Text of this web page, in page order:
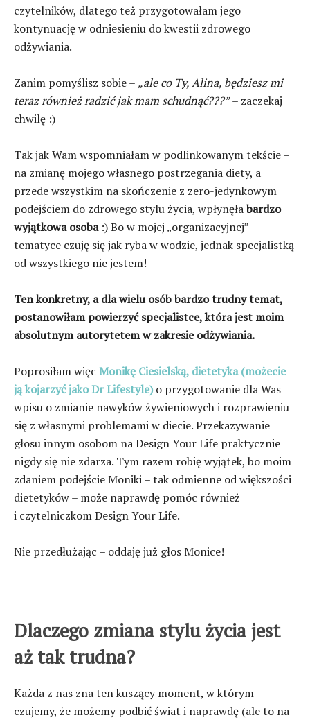
czytelników, dlatego też przygotowałam jego
kontynuację w odniesieniu do kwestii zdrowego
odżywiania.
Zanim pomyślisz sobie – „ale co Ty, Alina, będziesz mi
teraz również radzić jak mam schudnąć???”– zaczekaj
chwilę :)
Tak jak Wam wspomniałam w podlinkowanym tekście –
na zmianę mojego własnego postrzegania diety, a
przede wszystkim na skończenie z zero-jedynkowym
podejściem do zdrowego stylu życia, wpłynęłabardzo
wyjątkowa osoba:) Bo w mojej „organizacyjnej”
tematyce czuję się jak ryba w wodzie, jednak specjalistką
od wszystkiego nie jestem!
Ten konkretny, a dla wielu osób bardzo trudny temat,
postanowiłam powierzyć specjalistce, która jest moim
absolutnym autorytetem w zakresie odżywiania.
Poprosiłam więc Monikę Ciesielską, dietetyka (możecie
ją kojarzyć jako Dr Lifestyle)o przygotowanie dla Was
wpisu o zmianie nawyków żywieniowych i rozprawieniu
się z własnymi problemami w diecie. Przekazywanie
głosu innym osobom na Design Your Life praktycznie
nigdy się nie zdarza. Tym razem robię wyjątek, bo moim
zdaniem podejście Moniki – tak odmienne od większości
dietetyków – może naprawdę pomóc również
i czytelniczkom Design Your Life.
Nie przedłużając – oddaję już głos Monice!
Dlaczego zmiana stylu życia jest
aż tak trudna?
Każda z nas zna ten kuszący moment, w którym
czujemy, że możemy podbić świat i naprawdę (ale to na